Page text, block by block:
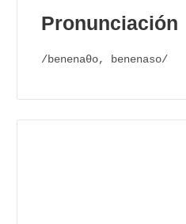
Pronunciación
/benenaθo, benenaso/